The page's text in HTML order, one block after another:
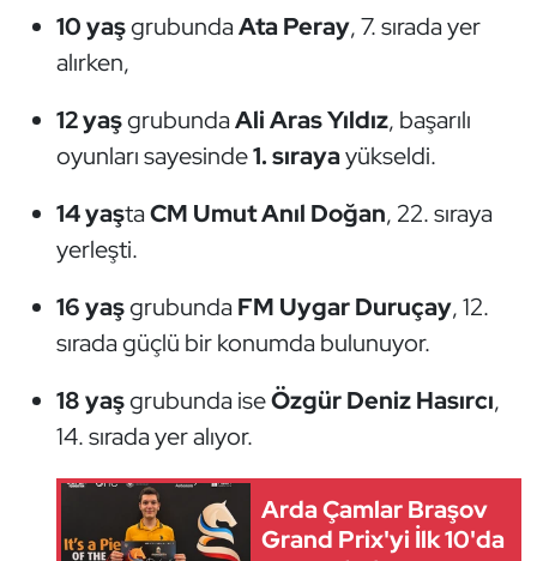
10 yaşgrubundaAta Peray, 7. sırada yer
alırken,
12 yaşgrubundaAli Aras Yıldız, başarılı
oyunları sayesinde1. sırayayükseldi.
14 yaştaCM Umut Anıl Doğan, 22. sıraya
yerleşti.
16 yaşgrubunda FM Uygar Duruçay, 12.
sırada güçlü bir konumda bulunuyor.
18 yaşgrubunda iseÖzgür Deniz Hasırcı,
14. sırada yer alıyor.
Arda Çamlar Braşov
Grand Prix'yi İlk 10'da
Oryantiring
Özel Sporcular
Ragbi
Satranç
Su Topu
Sualtı Sporları
Tekvando
Tenis